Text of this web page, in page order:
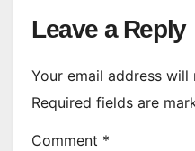
Leave a Reply
Your email address will
Required fields are
Comment *